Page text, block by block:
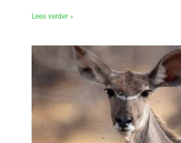
Lees verder »